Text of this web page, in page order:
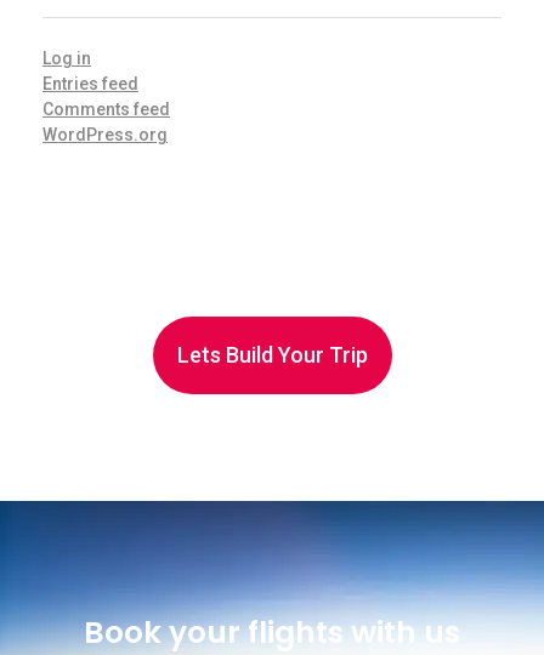
Log in
Entries feed
Comments feed
WordPress.org
Lets Build Your Trip
Book your flights with us